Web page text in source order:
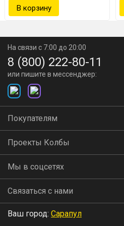
проще не бывает
Всего 6 шагов, и
Поместите продуты в
крышками. Можно
Выберите режим работы
нижний уровень банок,
Поместите заготовки
На связи с 7:00 до 20:00
8 (800) 222-80-11
или пишите в мессенджер:
Покупателям
Проекты Колбы
Мы в соцсетях
Связаться с нами
Ваш город: Сарапул